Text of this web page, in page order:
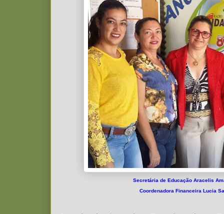
Secretária de Educação Aracelis
Coordenadora Financeira Lucia